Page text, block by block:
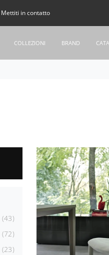
Mettiti in contatto
COLLEZIONI BRAND
43
72
23